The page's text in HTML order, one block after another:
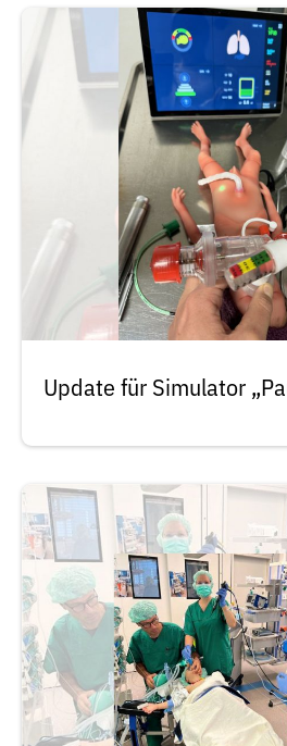
Update für Simulator